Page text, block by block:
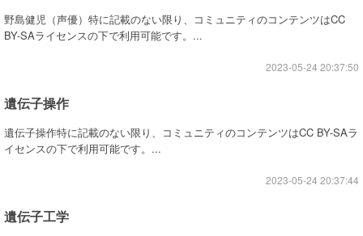
野島健児（声優）特に記載のない限り、コミュニティのコンテンツはCC
BY-SAライセンスの下で利用可能です。...
2023-05-24 20:37:50
遺伝子操作
遺伝子操作特に記載のない限り、コミュニティのコンテンツはCC BY-SAラ
イセンスの下で利用可能です。...
2023-05-24 20:37:44
遺伝子工学